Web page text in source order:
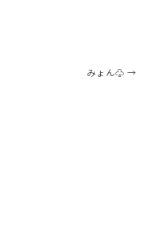
みょん♧→